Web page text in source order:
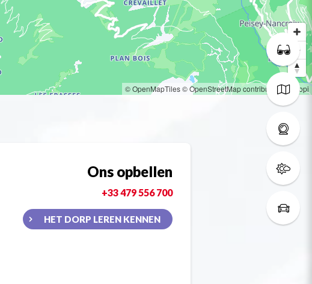
© OpenMapTiles© OpenStreetMap contributors© Loopi
Ons opbellen
+33 479 556 700
HET DORP LEREN KENNEN